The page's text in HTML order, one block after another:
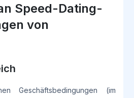
Speed-Dating-
von
Geschäftsbedingungen (im